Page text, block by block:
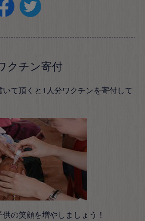
クチン寄付
て頂くと1人分ワクチンを寄付して
の笑顔を増やしましょう！